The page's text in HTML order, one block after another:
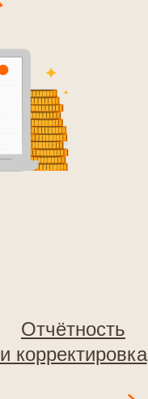
Отчётность
и корректировка